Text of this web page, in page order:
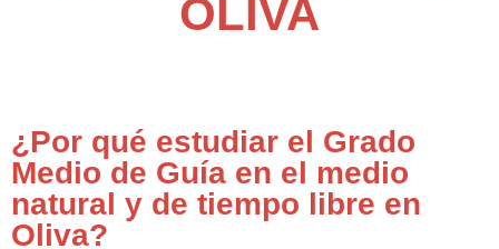
OLIVA
¿Por qué estudiar el Grado
Medio de Guía en el medio
natural y de tiempo libre en
Oliva?